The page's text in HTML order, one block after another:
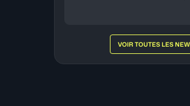
VOIR TOUTES LES